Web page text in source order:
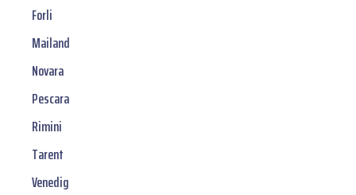
Forli
Mailand
Novara
Pescara
Rimini
Tarent
Venedig